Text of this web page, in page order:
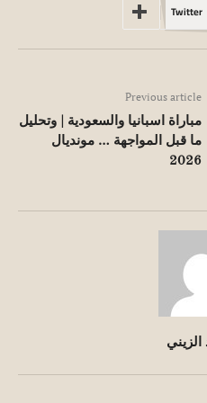
Twitter
Previous article
مباراة اسبانيا والسعودية | وتحليل
ما قبل المواجهة … مونديال
2026